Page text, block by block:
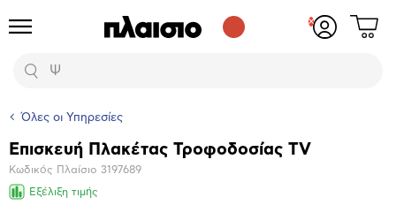
Προϊόντα
Αναζήτηση
Δες
Όλες οι Υπηρεσίες
Βασικά
χαρακτηριστικά
Επισκευή Πλακέτας Τροφοδοσίας TV
Κωδικός Πλαίσιο 3197689
Εξέλιξη τιμής